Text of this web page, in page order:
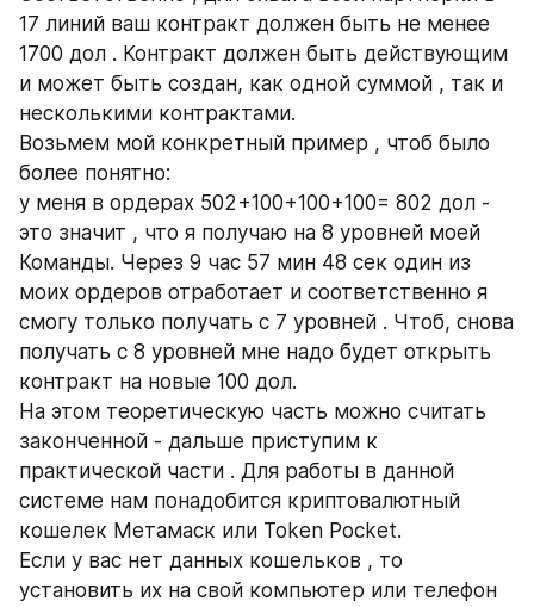
17 линий ваш контракт должен быть не менее
1700 дол . Контракт должен быть действующим
и может быть создан, как одной суммой , так и
несколькими контрактами.
Возьмем мой конкретный пример , чтоб было
более понятно:
у меня в ордерах 502+100+100+100= 802 дол -
это значит , что я получаю на 8 уровней моей
Команды. Через 9 час 57 мин 48 сек один из
моих ордеров отработает и соответственно я
смогу только получать с 7 уровней . Чтоб, снова
получать с 8 уровней мне надо будет открыть
контракт на новые 100 дол.
На этом теоретическую часть можно считать
законченной - дальше приступим к
практической части . Для работы в данной
системе нам понадобится криптовалютный
кошелек Метамаск или Token Pocket.
Если у вас нет данных кошельков , то
установить их на свой компьютер или телефон